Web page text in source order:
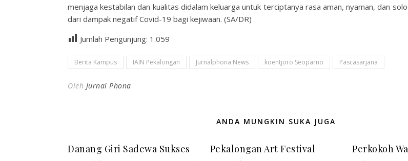
menjaga kestabilan dan kualitas didalam keluarga untuk terciptanya rasa aman, nyaman, dan
dari dampak negatif Covid-19 bagi kejiwaan. (SA/DR)
Jumlah Pengunjung: 1.059
Berita Kampus IAIN Pekalongan Jurnalphona News koentjoro Seoparno Pascasarjana
Oleh Jurnal Phona
ANDA MUNGKIN SUKA JUGA
Danang Giri Sadewa Sukses
Pekalongan Art Festival
Perkokoh